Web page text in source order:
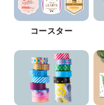
コースター